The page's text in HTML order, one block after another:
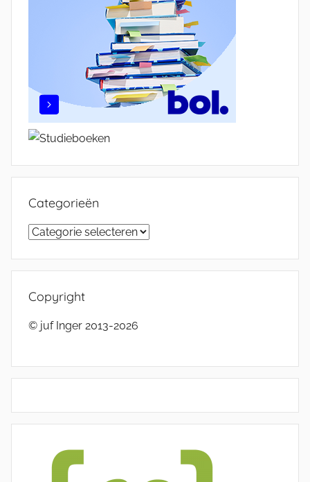
Categorieën
Categorieën
Copyright
© juf Inger 2013-2026